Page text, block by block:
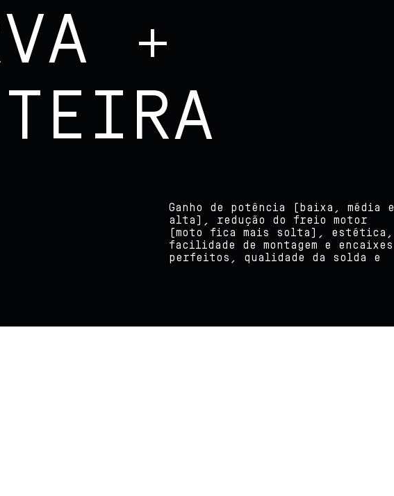
Início
Sobre nós
Team BelParts
+
Ganho de potência (baixa, média e
alta), redução do freio motor
(moto fica mais solta), estética,
facilidade de montagem e encaixes
perfeitos, qualidade da solda e
acabamento do escape como um todo
e o resultado nas pistas, um
escape confiável por ser seguro,